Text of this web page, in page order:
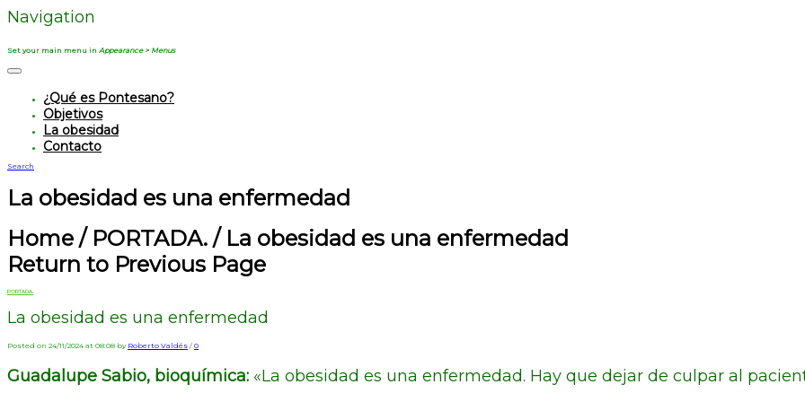
Navigation
Set your main menu in Appearance > Menus
¿Qué es Pontesano?
Objetivos
La obesidad
Contacto
Search
La obesidad es una enfermedad
Home / PORTADA. / La obesidad es una enfermedad
Return to Previous Page
PORTADA.
La obesidad es una enfermedad
Posted on 24/11/2024 at 08:08 by Roberto Valdés / 0
Guadalupe Sabio, bioquímica: «La obesidad es una enfermedad. Hay que dejar de culpar al